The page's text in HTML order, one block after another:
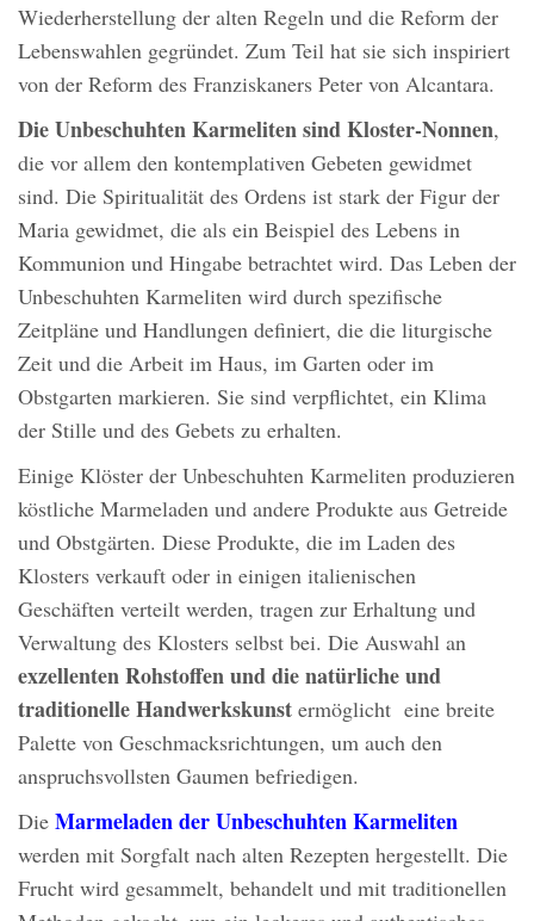
Wiederherstellung der alten Regeln und die Reform der
Lebenswahlen gegründet. Zum Teil hat sie sich inspiriert
von der Reform des Franziskaners Peter von Alcantara.
Die Unbeschuhten Karmeliten sind Kloster-Nonnen,
die vor allem den kontemplativen Gebeten gewidmet
sind. Die Spiritualität des Ordens ist stark der Figur der
Maria gewidmet, die als ein Beispiel des Lebens in
Kommunion und Hingabe betrachtet wird. Das Leben der
Unbeschuhten Karmeliten wird durch spezifische
Zeitpläne und Handlungen definiert, die die liturgische
Zeit und die Arbeit im Haus, im Garten oder im
Obstgarten markieren. Sie sind verpflichtet, ein Klima
der Stille und des Gebets zu erhalten.
Einige Klöster der Unbeschuhten Karmeliten produzieren
köstliche Marmeladen und andere Produkte aus Getreide
und Obstgärten. Diese Produkte, die im Laden des
Klosters verkauft oder in einigen italienischen
Geschäften verteilt werden, tragen zur Erhaltung und
Verwaltung des Klosters selbst bei. Die Auswahl an
exzellenten Rohstoffen und die natürliche und
traditionelle Handwerkskunst ermöglicht eine breite
Palette von Geschmacksrichtungen, um auch den
anspruchsvollsten Gaumen befriedigen.
Die Marmeladen der Unbeschuhten Karmeliten
werden mit Sorgfalt nach alten Rezepten hergestellt. Die
Frucht wird gesammelt, behandelt und mit traditionellen